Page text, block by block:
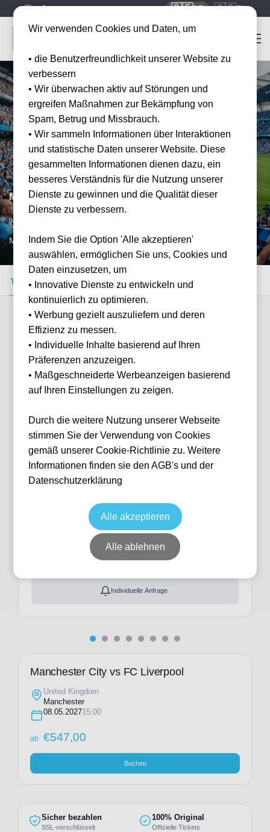
🇩🇪DE 🇬🇧EN
Manchester City vs FC Liverpool
08.05.2027
MAN, GB
Tickets kaufen Event-Info FAQ
Verfügbare Kategorien (8)
93:20 Lounge
15:00
10 verfügbar
Vereinigtes Königreich
Etihad Stadium
Ticket(s) + Hotel
Individuelle Anfrage
Manchester City vs FC Liverpool
United Kingdom
Manchester
08.05.202715:00
ab €547,00
Buchen
Sicher bezahlen
SSL-verschlüsselt
100% Original
Offizielle Tickets
Wir verwenden Cookies und Daten, um
• die Benutzerfreundlichkeit unserer Website zu
verbessern
• Wir überwachen aktiv auf Störungen und
ergreifen Maßnahmen zur Bekämpfung von
Spam, Betrug und Missbrauch.
• Wir sammeln Informationen über Interaktionen
und statistische Daten unserer Website. Diese
gesammelten Informationen dienen dazu, ein
besseres Verständnis für die Nutzung unserer
Dienste zu gewinnen und die Qualität dieser
Dienste zu verbessern.
Indem Sie die Option 'Alle akzeptieren'
auswählen, ermöglichen Sie uns, Cookies und
Daten einzusetzen, um
• Innovative Dienste zu entwickeln und
kontinuierlich zu optimieren.
• Werbung gezielt auszuliefern und deren
Effizienz zu messen.
• Individuelle Inhalte basierend auf Ihren
Präferenzen anzuzeigen.
• Maßgeschneiderte Werbeanzeigen basierend
auf Ihren Einstellungen zu zeigen.
Durch die weitere Nutzung unserer Webseite
stimmen Sie der Verwendung von Cookies
gemäß unserer Cookie-Richtlinie zu. Weitere
Informationen finden sie den AGB's und der
Datenschutzerklärung
Alle akzeptieren
Alle ablehnen